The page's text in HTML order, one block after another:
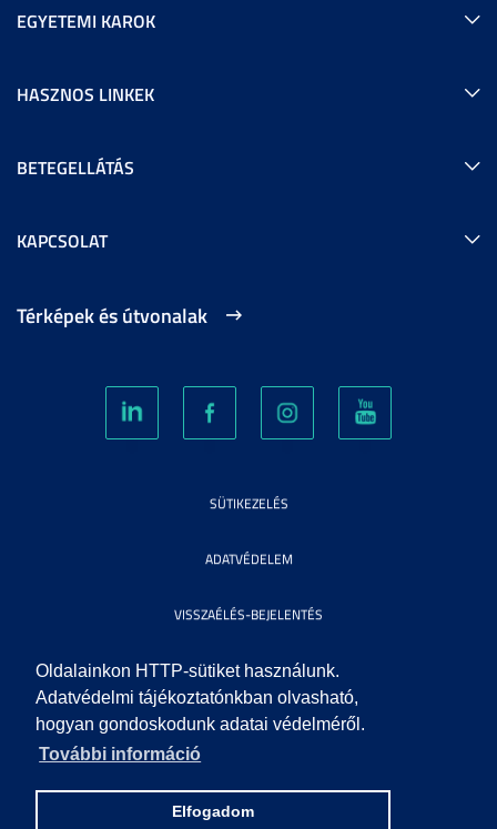
Oldalainkon HTTP-sütiket használunk.
Adatvédelmi tájékoztatónkban olvasható,
hogyan gondoskodunk adatai védelméről.
További információ
Elfogadom
EGYETEMI KAROK
HASZNOS LINKEK
BETEGELLÁTÁS
KAPCSOLAT
Térképek és útvonalak
SÜTIKEZELÉS
ADATVÉDELEM
VISSZAÉLÉS-BEJELENTÉS
KÖZÉRDEKŰ ADATOK
IMPRESSZUM